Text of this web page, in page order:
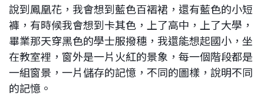
說到鳳凰花，我會想到藍色百褶裙，還有藍色的小短
褲，有時候我會想到卡其色，上了高中，上了大學，
畢業那天穿黑色的學士服撥穗，我還能想起國小，坐
在教室裡，窗外是一片火紅的景象，每一個階段都是
一組窗景，一片儲存的記憶，不同的圖樣，說明不同
的記憶。